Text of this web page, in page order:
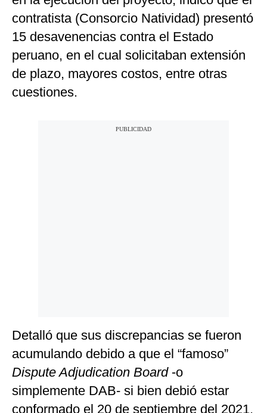
contratista (Consorcio Natividad) presentó
15 desavenencias contra el Estado
peruano, en el cual solicitaban extensión
de plazo, mayores costos, entre otras
cuestiones.
Detalló que sus discrepancias se fueron
acumulando debido a que el “famoso”
Dispute Adjudication Board-o
simplemente DAB- si bien debió estar
conformado el 20 de septiembre del 2021,